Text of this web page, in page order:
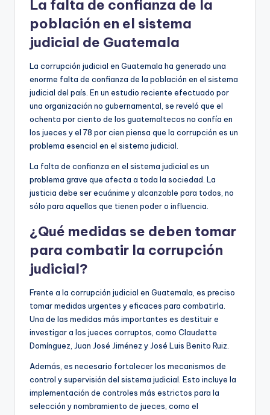
La falta de confianza de la
población en el sistema
judicial de Guatemala
La corrupción judicial en Guatemala ha generado una
enorme falta de confianza de la población en el sistema
judicial del país. En un estudio reciente efectuado por
una organización no gubernamental, se reveló que el
ochenta por ciento de los guatemaltecos no confía en
los jueces y el 78 por cien piensa que la corrupción es un
problema esencial en el sistema judicial.
La falta de confianza en el sistema judicial es un
problema grave que afecta a toda la sociedad. La
justicia debe ser ecuánime y alcanzable para todos, no
sólo para aquellos que tienen poder o influencia.
¿Qué medidas se deben tomar
para combatir la corrupción
judicial?
Frente a la corrupción judicial en Guatemala, es preciso
tomar medidas urgentes y eficaces para combatirla.
Una de las medidas más importantes es destituir e
investigar a los jueces corruptos, como Claudette
Domínguez, Juan José Jiménez y José Luis Benito Ruiz.
Además, es necesario fortalecer los mecanismos de
control y supervisión del sistema judicial. Esto incluye la
implementación de controles más estrictos para la
selección y nombramiento de jueces, como el